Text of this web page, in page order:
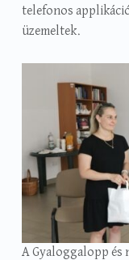
telefonos
üzemeltek.
A Gyaloggalopp és